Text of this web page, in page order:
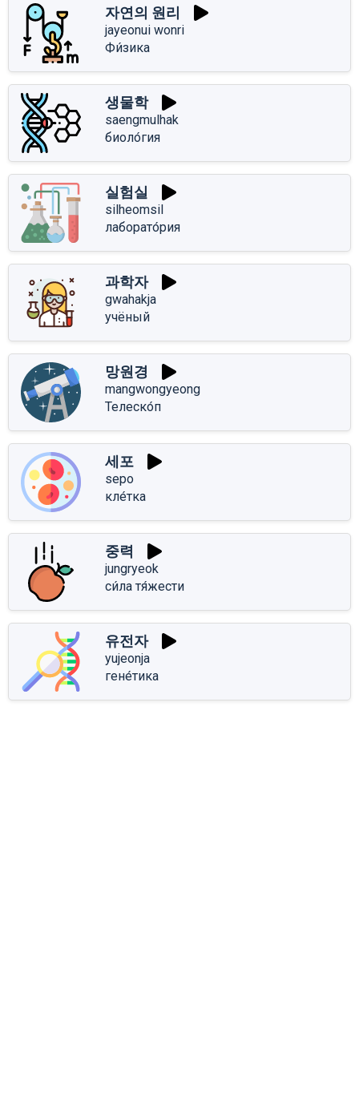
자연의 원리
jayeonui wonri
Фи́зика
생물학
saengmulhak
биоло́гия
실험실
silheomsil
лаборато́рия
과학자
gwahakja
учёный
망원경
mangwongyeong
Телеско́п
세포
sepo
кле́тка
중력
jungryeok
си́ла тя́жести
유전자
yujeonja
гене́тика